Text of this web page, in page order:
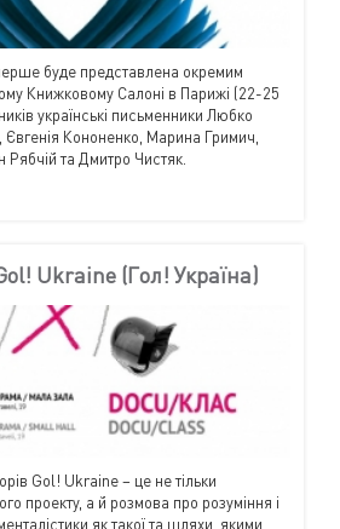
буде представлена окремим
Книжковому Салоні в Парижі (22-25
українські письменники Любко
Кононенко, Марина Гримич,
Рябчій та Дмитро Чистяк.
Ukraine (Гол! Україна)
Gol! Ukraine– це не тільки
проекту, а й розмова про розуміння і
як такої та шляхи, якими